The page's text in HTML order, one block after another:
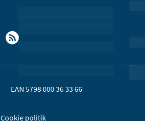
EAN 5798 000 36 33 66
Cookie politik